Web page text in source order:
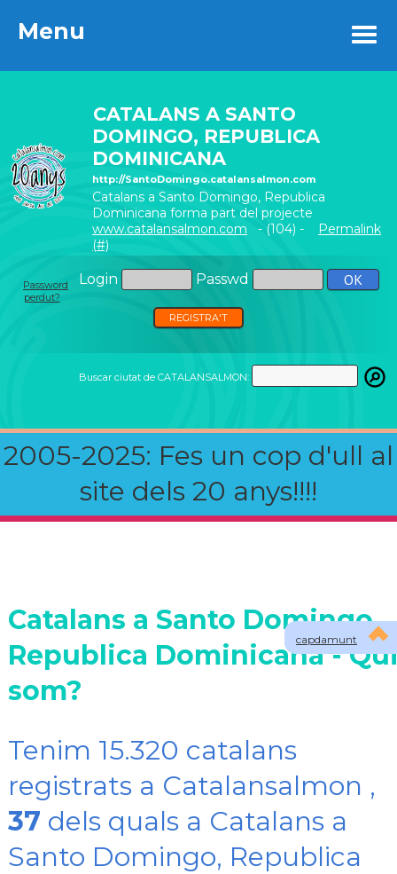
Menu
CATALANS A SANTO
DOMINGO, REPUBLICA
DOMINICANA
http://SantoDomingo.catalansalmon.com
Catalans a Santo Domingo, Republica
Dominicana forma part del projecte
www.catalansalmon.com - (104) -
Permalink
(#)
Login Passwd
Password
perdut?
REGISTRA'T
Buscar ciutat de CATALANSALMON:
2005-2025: Fes un cop d'ull al
site dels 20 anys!!!!
Menu
capdamunt
Catalans a Santo Domingo,
Republica Dominicana -
som?
Tenim 15.320 catalans
registrats a Catalansalmon ,
37 dels quals a Catalans a
Santo Domingo, Republica